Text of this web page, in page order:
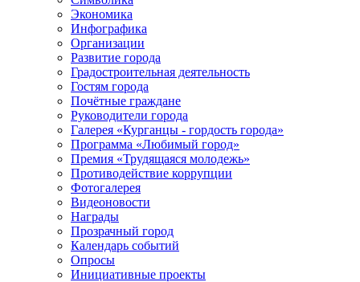
Экономика
Инфографика
Организации
Развитие города
Градостроительная деятельность
Гостям города
Почётные граждане
Руководители города
Галерея «Курганцы - гордость города»
Программа «Любимый город»
Премия «Трудящаяся молодежь»
Противодействие коррупции
Фотогалерея
Видеоновости
Награды
Прозрачный город
Календарь событий
Опросы
Инициативные проекты